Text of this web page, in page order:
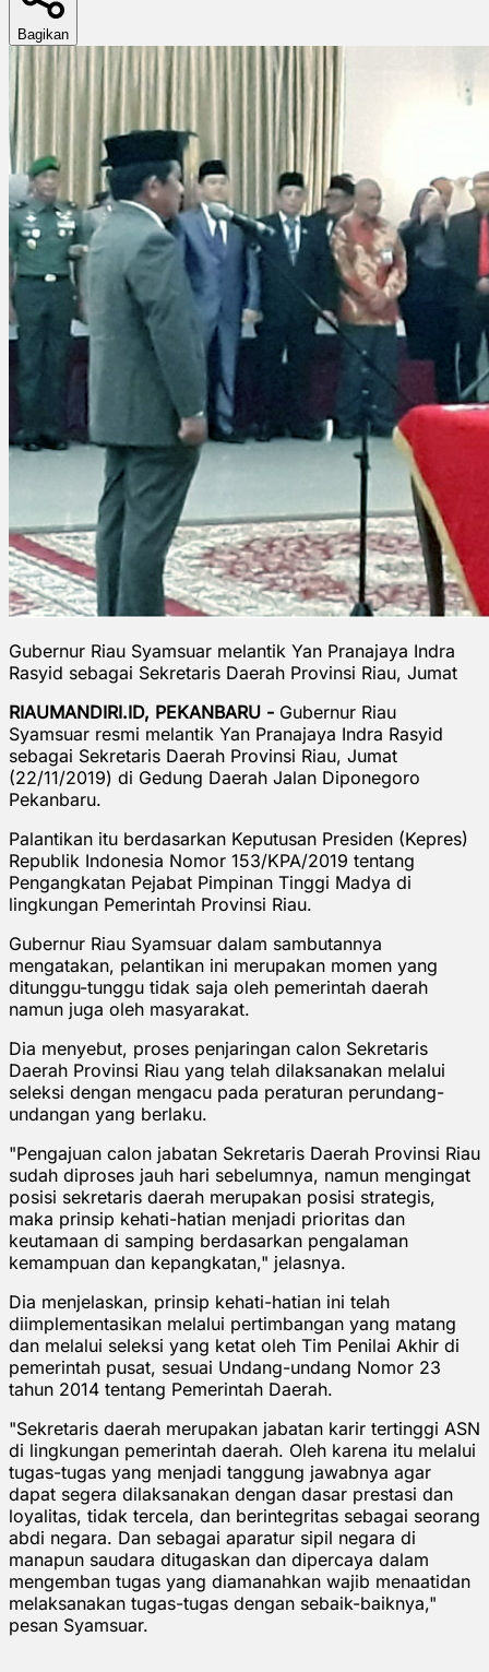
Bagikan
Gubernur Riau Syamsuar melantik Yan Pranajaya Indra
Rasyid sebagai Sekretaris Daerah Provinsi Riau, Jumat
RIAUMANDIRI.ID, PEKANBARU - Gubernur Riau
Syamsuar resmi melantik Yan Pranajaya Indra Rasyid
sebagai Sekretaris Daerah Provinsi Riau, Jumat
(22/11/2019) di Gedung Daerah Jalan Diponegoro
Pekanbaru.
Palantikan itu berdasarkan Keputusan Presiden (Kepres)
Republik Indonesia Nomor 153/KPA/2019 tentang
Pengangkatan Pejabat Pimpinan Tinggi Madya di
lingkungan Pemerintah Provinsi Riau.
Gubernur Riau Syamsuar dalam sambutannya
mengatakan, pelantikan ini merupakan momen yang
ditunggu-tunggu tidak saja oleh pemerintah daerah
namun juga oleh masyarakat.
Dia menyebut, proses penjaringan calon Sekretaris
Daerah Provinsi Riau yang telah dilaksanakan melalui
seleksi dengan mengacu pada peraturan perundang-
undangan yang berlaku.
"Pengajuan calon jabatan Sekretaris Daerah Provinsi Riau
sudah diproses jauh hari sebelumnya, namun mengingat
posisi sekretaris daerah merupakan posisi strategis,
maka prinsip kehati-hatian menjadi prioritas dan
keutamaan di samping berdasarkan pengalaman
kemampuan dan kepangkatan," jelasnya.
Dia menjelaskan, prinsip kehati-hatian ini telah
diimplementasikan melalui pertimbangan yang matang
dan melalui seleksi yang ketat oleh Tim Penilai Akhir di
pemerintah pusat, sesuai Undang-undang Nomor 23
tahun 2014 tentang Pemerintah Daerah.
"Sekretaris daerah merupakan jabatan karir tertinggi ASN
di lingkungan pemerintah daerah. Oleh karena itu melalui
tugas-tugas yang menjadi tanggung jawabnya agar
dapat segera dilaksanakan dengan dasar prestasi dan
loyalitas, tidak tercela, dan berintegritas sebagai seorang
abdi negara. Dan sebagai aparatur sipil negara di
manapun saudara ditugaskan dan dipercaya dalam
mengemban tugas yang diamanahkan wajib menaatidan
melaksanakan tugas-tugas dengan sebaik-baiknya,"
pesan Syamsuar.